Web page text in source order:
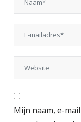
Mijn naam, e-